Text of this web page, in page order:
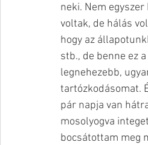
neki. Nem
voltak, de hálás
hogy az
stb., de benne ez
legnehezebb,
tartózkodásomat.
pár napja van
mosolyogva
bocsátottam meg